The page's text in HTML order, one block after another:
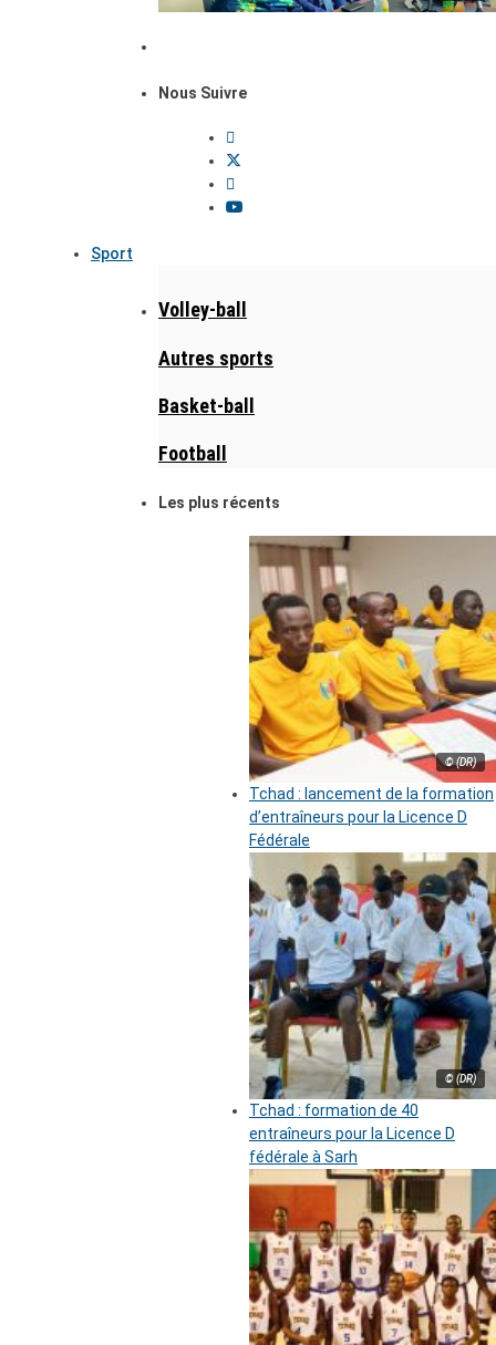
Nous Suivre
Sport
Volley-ball
Autres sports
Basket-ball
Football
Les plus récents
© (DR)
Tchad : lancement de la formation
d’entraîneurs pour la Licence D
Fédérale
© (DR)
Tchad : formation de 40
entraîneurs pour la Licence D
fédérale à Sarh